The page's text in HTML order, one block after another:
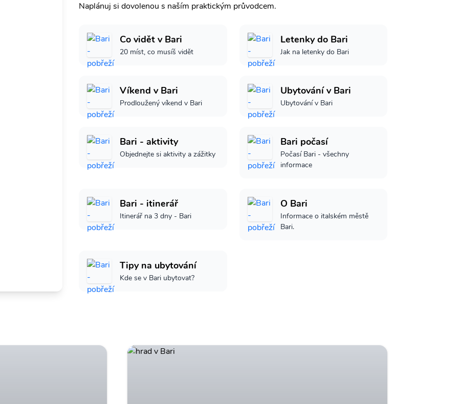
Naplánuj si dovolenou s naším praktickým průvodcem.
Co vidět v Bari
20 míst, co musíš vidět
Letenky do Bari
Jak na letenky do Bari
Víkend v Bari
Prodloužený víkend v Bari
Ubytování v Bari
Ubytování v Bari
Bari - aktivity
Objednejte si aktivity a zážitky
Bari počasí
Počasí Bari - všechny
informace
Bari - itinerář
Itinerář na 3 dny - Bari
O Bari
Informace o italském městě
Bari.
Tipy na ubytování
Kde se v Bari ubytovat?